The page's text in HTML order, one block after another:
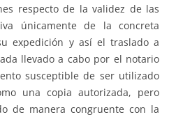
respecto de la validez de las
únicamente de la concreta
expedición y así el traslado a
llevado a cabo por el notario
susceptible de ser utilizado
una copia autorizada, pero
de manera congruente con la